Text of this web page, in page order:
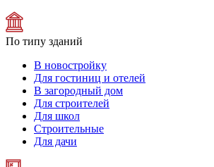
По типу зданий
В новостройку
Для гостиниц и отелей
В загородный дом
Для строителей
Для школ
Строительные
Для дачи